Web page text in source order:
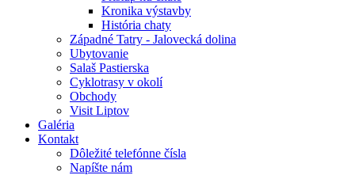
Kronika výstavby
História chaty
Západné Tatry - Jalovecká dolina
Ubytovanie
Salaš Pastierska
Cyklotrasy v okolí
Obchody
Visit Liptov
Galéria
Kontakt
Dôležité telefónne čísla
Napíšte nám